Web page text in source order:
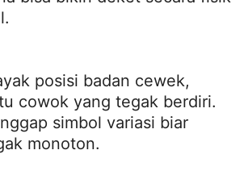
posisi badan cewek,
cowok yang tegak berdiri.
simbol variasi biar
monoton.